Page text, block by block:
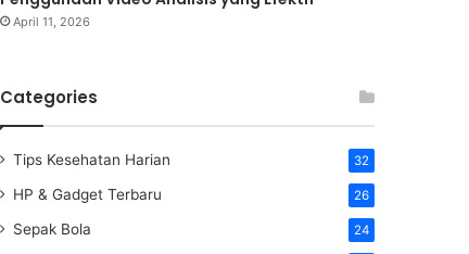
April 11, 2026
Categories
Tips Kesehatan Harian 32
HP & Gadget Terbaru 26
Sepak Bola 24